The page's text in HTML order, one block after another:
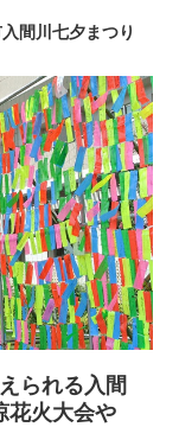
間川七夕まつり
られる入間
花火大会や